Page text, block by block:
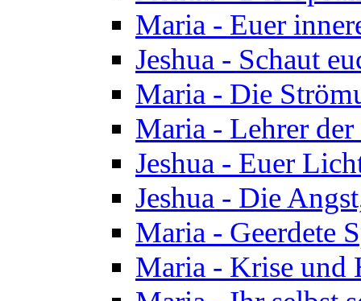
Maria - Euer
Jeshua - Schaut
Maria - Die
Maria - Lehrer
Jeshua - Euer
Jeshua - Die
Maria - Geerdete
Maria - Krise und